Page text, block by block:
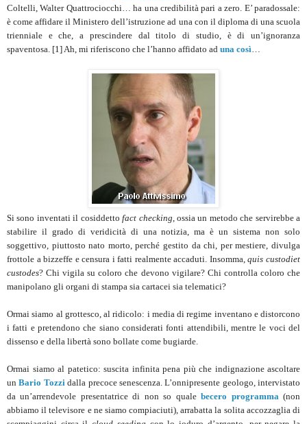
Coltelli, Walter Quattrociocchi… ha una credibilità pari a zero. E’ paradossale:
è come affidare il Ministero dell’istruzione ad una con il diploma di una scuola
trienniale e che, a prescindere dal titolo di studio, è di un’ignoranza
spaventosa. [1] Ah, mi riferiscono che l’hanno affidato ad una così
Si sono inventati il cosiddettofact checking , ossia un metodo che servirebbe a
stabilire il grado di veridicità di una notizia, ma è un sistema non solo
soggettivo, piuttosto nato morto, perché gestito da chi, per mestiere, divulga
frottole a bizzeffe e censura i fatti realmente accaduti. Insomma,quis custodiet
custodes? Chi vigila su coloro che devono vigilare? Chi controlla coloro che
manipolano gli organi di stampa sia cartacei sia telematici?
Ormai siamo al grottesco, al ridicolo: i media di regime inventano e distorcono
i fatti e pretendono che siano considerati fonti attendibili, mentre le voci del
dissenso e della libertà sono bollate come bugiarde.
Ormai siamo al patetico: suscita infinita pena più che indignazione ascoltare
unBario Tozzi dalla precoce senescenza. L’onnipresente geologo, intervistato
da un’arrendevole presentatrice di non so qualebecero programma (non
abbiamo il televisore e ne siamo compiaciuti), arrabatta la solita accozzaglia di